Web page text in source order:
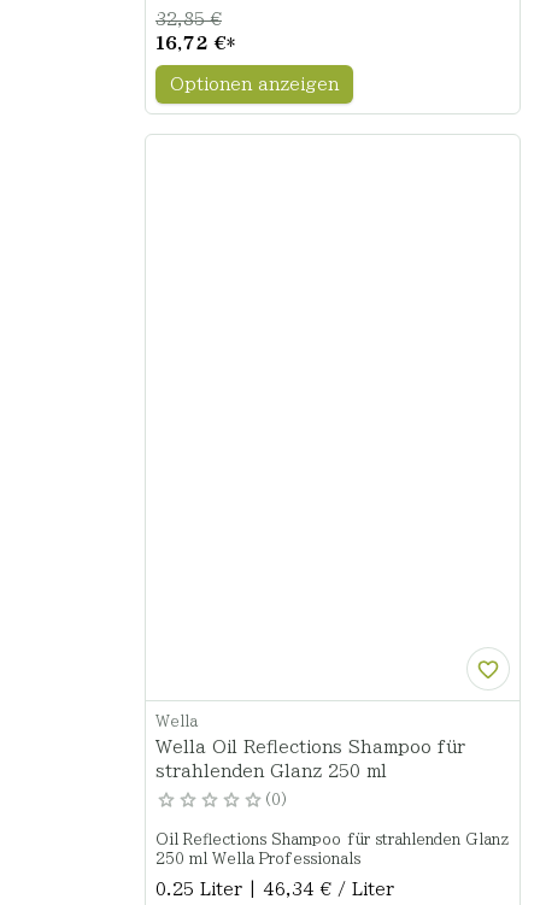
16,72 €*
32,85 €
Optionen anzeigen
Wella
Wella Oil Reflections Shampoo für
strahlenden Glanz 250 ml
0
Oil Reflections Shampoo für strahlenden Glanz
250 ml Wella Professionals
0.25 Liter | 46,34 € / Liter